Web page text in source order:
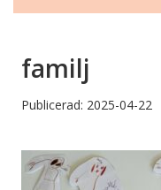
familj
Publicerad: 2025-04-22